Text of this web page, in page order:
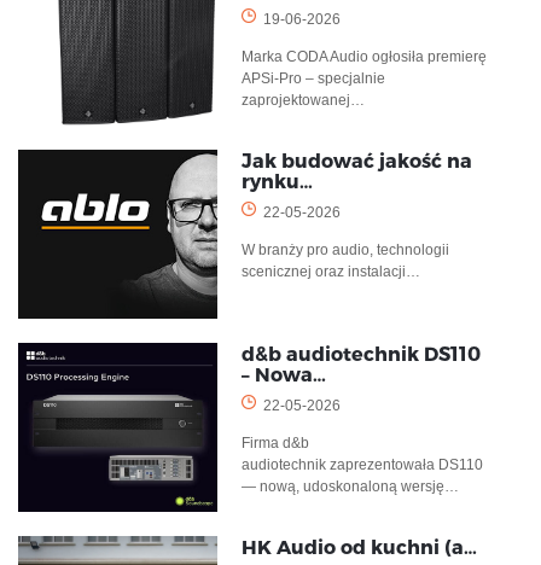
19-06-2026
Marka CODA Audio ogłosiła premierę
APSi-Pro – specjalnie
zaprojektowanej…
Jak budować jakość na
rynku…
22-05-2026
W branży pro audio, technologii
scenicznej oraz instalacji…
d&b audiotechnik DS110
– Nowa…
22-05-2026
Firma d&b
audiotechnik zaprezentowała DS110
— nową, udoskonaloną wersję…
HK Audio od kuchni (a…